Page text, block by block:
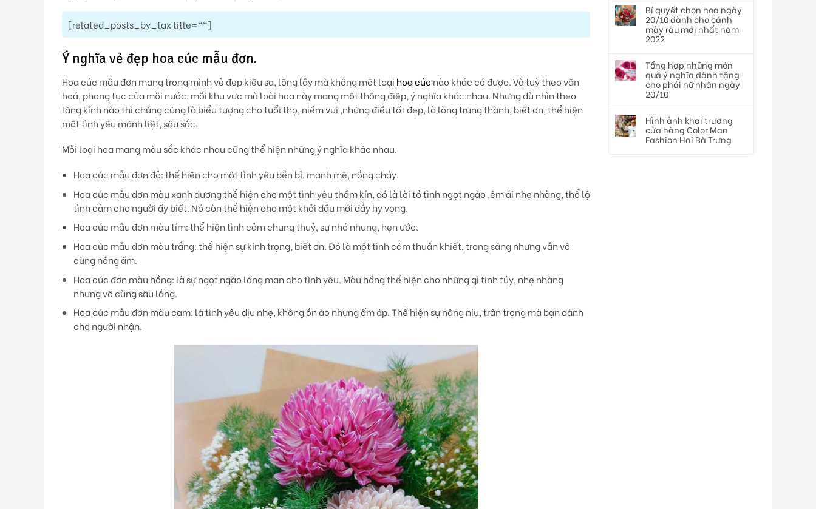
Bí quyết chọn hoa ngày
20/10 dành cho cánh
mày râu mới nhất năm
2022
Tổng hợp những món
quà ý nghĩa dành tặng
cho phái nữ nhân ngày
20/10
Hình ảnh khai trương
cửa hàng Color Man
Fashion Hai Bà Trưng
[related_posts_by_tax title=""]
Ý nghĩa vẻ đẹp hoa cúc mẫu đơn.
Hoa cúc mẫu đơn mang trong mình vẻ đẹp kiêu sa, lộng lẫy mà không một loại hoa cúc nào khác có được. Và tuỳ theo văn
hoá, phong tục của mỗi nước, mỗi khu vực mà loài hoa này mang một thông điệp, ý nghĩa khác nhau. Nhưng dù nhìn theo
lăng kính nào thì chúng cũng là biểu tượng cho tuổi thọ, niềm vui ,những điều tốt đẹp, là lòng trung thành, biết ơn, thể hiện
một tình yêu mãnh liệt, sâu sắc.
Mỗi loại hoa mang màu sắc khác nhau cũng thể hiện những ý nghĩa khác nhau.
Hoa cúc mẫu đơn đỏ: thể hiện cho một tình yêu bền bỉ, mạnh mẽ, nồng cháy.
Hoa cúc mẫu đơn màu xanh dươngthể hiện cho một tình yêu thầm kín, đó là lời tỏ tình ngọt ngào ,êm ái nhẹ nhàng, thổ lộ
tình cảm cho người ấy biết. Nó còn thể hiện cho một khởi đầu mới đầy hy vọng.
Hoa cúc mẫu đơn màu tím:thể hiện tình cảm chung thuỷ, sự nhớ nhung, hẹn ước.
Hoa cúc mẫu đơn màu trắng:thể hiện sự kính trọng, biết ơn. Đó là một tình cảm thuần khiết, trong sáng nhưng vẫn vô
cùng nồng ấm.
Hoa cúc đơn màu hồng: là sự ngọt ngào lãng mạn cho tình yêu. Màu hồng thể hiện cho những gì tinh túy, nhẹ nhàng
nhưng vô cùng sâu lắng.
Hoa cúc mẫu đơn màu cam: là tình yêu dịu nhẹ, không ồn ào nhưng ấm áp. Thể hiện sự nâng niu, trân trọng mà bạn dành
cho người nhận.